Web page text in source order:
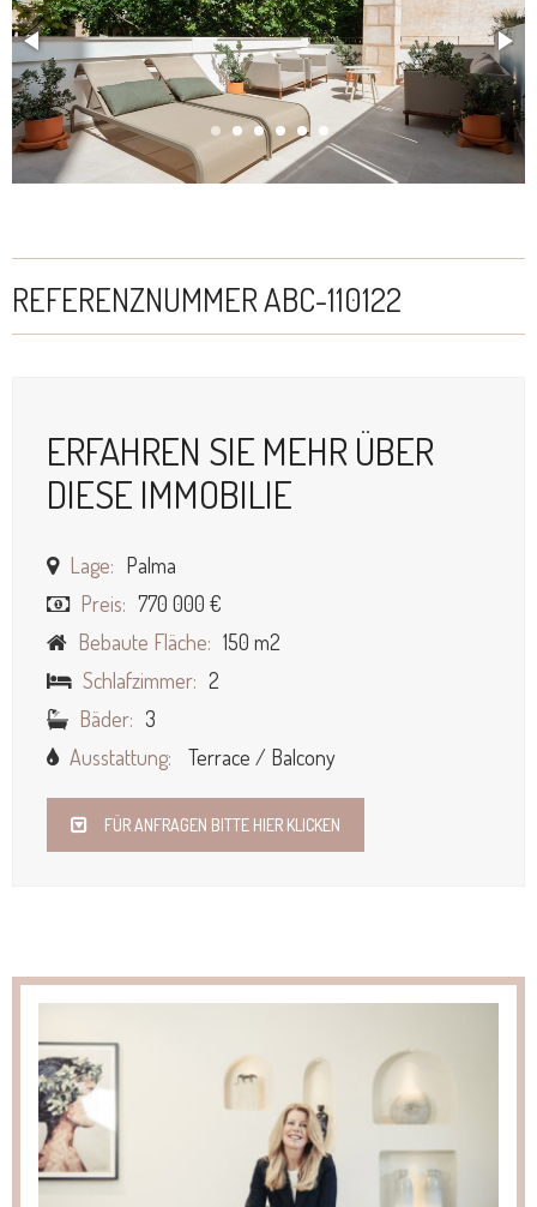
REFERENZNUMMER ABC-110122
ERFAHREN SIE MEHR ÜBER
DIESE IMMOBILIE
Lage: Palma
Preis: 770 000 €
Bebaute Fläche: 150 m2
Schlafzimmer: 2
Bäder: 3
Ausstattung:
Terrace / Balcony
FÜR ANFRAGEN BITTE HIER KLICKEN